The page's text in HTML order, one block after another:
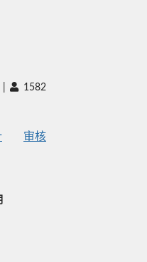
1582
审核